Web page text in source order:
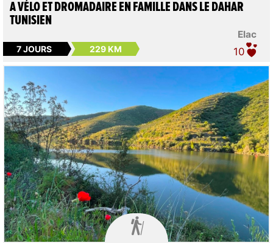
Elac
A VÉLO ET DROMADAIRE EN FAMILLE DANS LE DAHAR
TUNISIEN
7 JOURS 229 KM 10
